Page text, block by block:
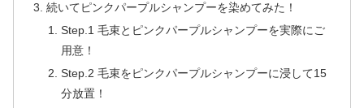
続いてピンクパープルシャンプーを染めてみた！
Step.1 毛束とピンクパープルシャンプーを実際にご
用意！
Step.2 毛束をピンクパープルシャンプーに浸して15
分放置！